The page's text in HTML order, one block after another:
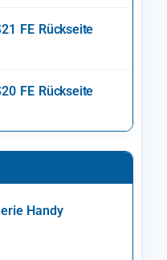
FE Rückseite
FE Rückseite
Handy